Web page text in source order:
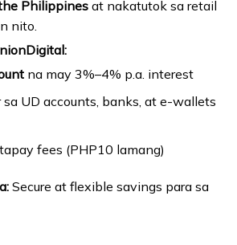
Philippinesat nakatutok sa retail
nito.
na may 3%–4% p.a. interest
UD accounts, banks, at e-wallets
fees (PHP10 lamang)
Secure at flexible savings para sa